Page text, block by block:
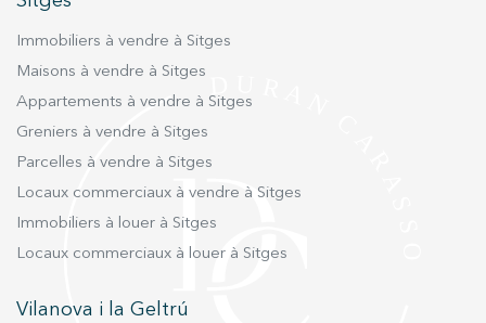
Immobiliers à vendre à Sitges
Maisons à vendre à Sitges
Appartements à vendre à Sitges
Greniers à vendre à Sitges
Parcelles à vendre à Sitges
Locaux commerciaux à vendre à Sitges
Immobiliers à louer à Sitges
Locaux commerciaux à louer à Sitges
Vilanova i la Geltrú
meilleure expérience grâce aux produits recommandés.
Marketing et Publicité
Ces cookies sont utilisés pour stocker des informations sur
les préférences et les choix personnels de l'utilisateur
grâce à l'observation continue de ses habitudes de
navigation. Grâce à eux, nous pouvons connaître les
habitudes de navigation sur le site Web et afficher des
publicités liées au profil de navigation de l'utilisateur.